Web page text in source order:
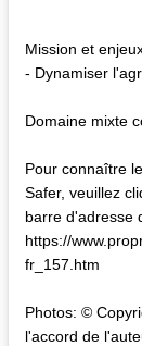
Mission et
- Dynamiser
Domaine mixte
Pour connaître
Safer, veuillez
barre d'adresse
https://
fr_157.htm
Photos: ©
l'accord de